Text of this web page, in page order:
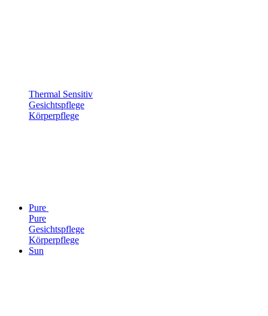
Thermal Sensitiv
Gesichtspflege
Körperpflege
Pure
Pure
Gesichtspflege
Körperpflege
Sun